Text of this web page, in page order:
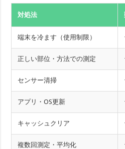
対処法
端末を冷ます（使用制限）
正しい部位・方法での測定
センサー清掃
アプリ・OS更新
キャッシュクリア
複数回測定・平均化